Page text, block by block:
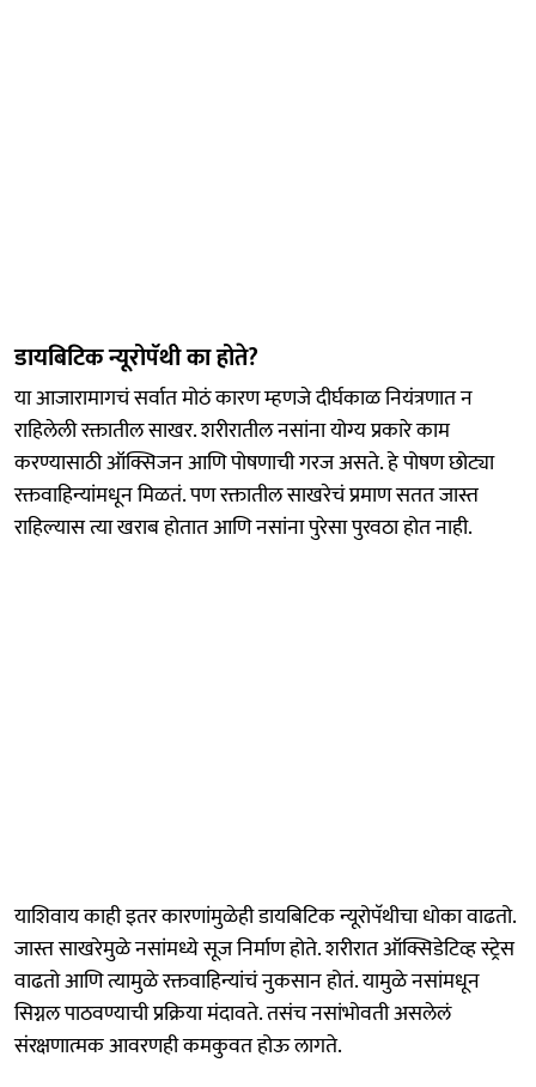
डायबिटिक न्यूरोपॅथी का होते?
या आजारामागचं सर्वात मोठं कारण म्हणजे दीर्घकाळ नियंत्रणात न
राहिलेली रक्तातील साखर. शरीरातील नसांना योग्य प्रकारे काम
करण्यासाठी ऑक्सिजन आणि पोषणाची गरज असते. हे पोषण छोट्या
रक्तवाहिन्यांमधून मिळतं. पण रक्तातील साखरेचं प्रमाण सतत जास्त
राहिल्यास त्या खराब होतात आणि नसांना पुरेसा पुरवठा होत नाही.
याशिवाय काही इतर कारणांमुळेही डायबिटिक न्यूरोपॅथीचा धोका वाढतो.
जास्त साखरेमुळे नसांमध्ये सूज निर्माण होते. शरीरात ऑक्सिडेटिव्ह स्ट्रेस
वाढतो आणि त्यामुळे रक्तवाहिन्यांचं नुकसान होतं. यामुळे नसांमधून
सिग्नल पाठवण्याची प्रक्रिया मंदावते. तसंच नसांभोवती असलेलं
संरक्षणात्मक आवरणही कमकुवत होऊ लागते.